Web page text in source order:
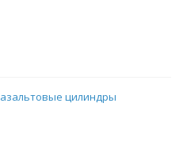
цилиндры